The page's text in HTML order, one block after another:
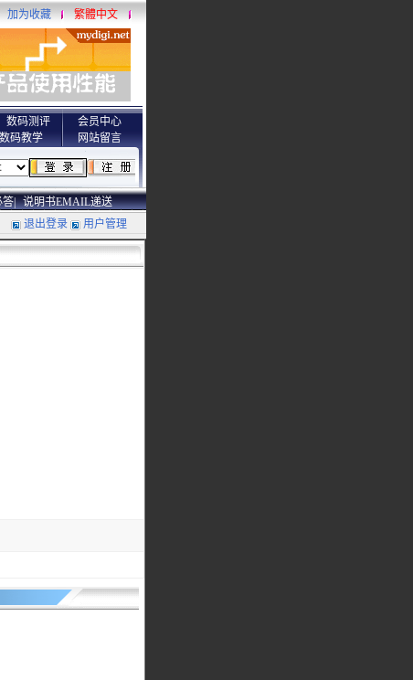
加为收藏 繁體中文
数码测评
数码教学
会员中心
网站留言
答| 说明书EMAIL递送
退出登录 用户管理